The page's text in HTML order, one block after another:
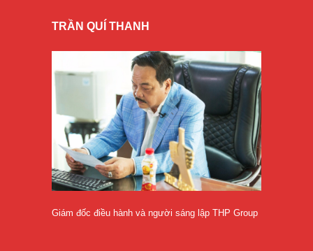
TRẦN QUÍ THANH
Giám đốc điều hành và người sáng lập THP Group